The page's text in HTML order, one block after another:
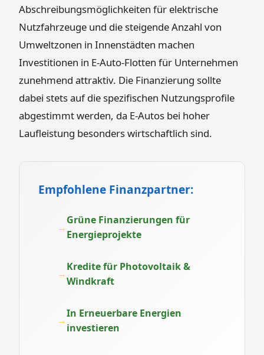
Abschreibungsmöglichkeiten für elektrische
Nutzfahrzeuge und die steigende Anzahl von
Umweltzonen in Innenstädten machen
Investitionen in E-Auto-Flotten für Unternehmen
zunehmend attraktiv. Die Finanzierung sollte
dabei stets auf die spezifischen Nutzungsprofile
abgestimmt werden, da E-Autos bei hoher
Laufleistung besonders wirtschaftlich sind.
Empfohlene Finanzpartner:
Grüne Finanzierungen für
Energieprojekte
Kredite für Photovoltaik &
Windkraft
In Erneuerbare Energien
investieren